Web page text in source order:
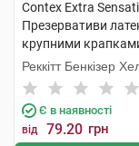
Contex Extra
Презервативи
крупними
ребрами 3 шт
Реккітт Бенкізер
Є в наявності
від 79.20 грн